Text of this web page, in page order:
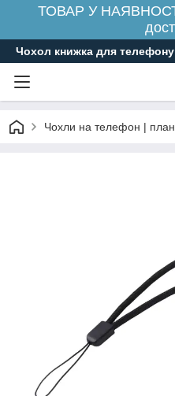
ТОВАР У
Чохол книжка для телефону
Чохли на телефон |